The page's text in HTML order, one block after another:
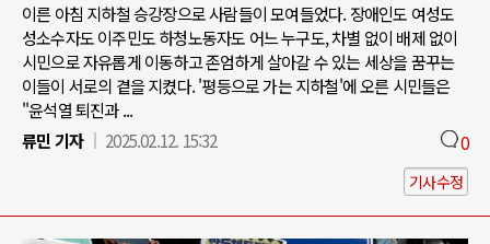
이른 아침 지하철 승강장으로 사람들이 모여들었다. 장애인도 여성도
성소수자도 이주민도 하청노동자도 어느 누구도, 차별 없이 배제 없이
시민으로 자유롭게 이동하고 존엄하게 살아갈 수 있는 세상을 꿈꾸는
이들이 서로의 곁을 지켰다. '평등으로 가는 지하철'에 오른 시민들은
"윤석열 퇴진과 ...
류민 기자
2025.02.12. 15:32 0
기사수정